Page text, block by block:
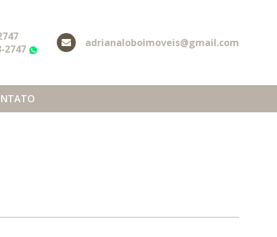
2747
WhatsApp
adrianaloboimoveis@gmail.com